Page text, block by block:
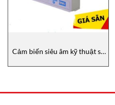
Cảm biến siêu âm kỹ thuật số